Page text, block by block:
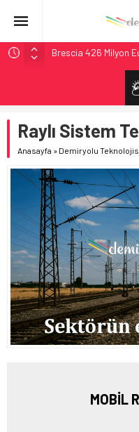
Brescia 426 Milyon
Northern Railway
Chicago’da Metra
Süresini Kısalttı
Çıkarıyor
Raylı Sistem
Anasayfa » Demiryolu
MOBİL